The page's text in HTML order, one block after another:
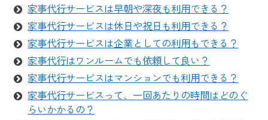
家事代行サービスは早朝や深夜も利用できる？
家事代行サービスは休日や祝日も利用できる？
家事代行サービスは企業としての利用もできる？
家事代行はワンルームでも依頼して良い？
家事代行サービスはマンションでも利用できる？
家事代行サービスって、一回あたりの時間はどのぐ
らいかかるの？